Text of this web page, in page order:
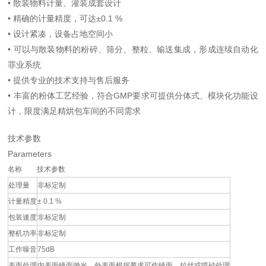
•散装物料计量、灌装成套设计
•精确的计量精度，可达±0.1 %
•设计紧凑，设备占地空间小
• 可以与散装物料的粉碎、筛分、整粒、输送集成，形成连续自动化
罪业系统
•提供专业的技术支持与售后服务
• 丰富的粉体工艺经验，符合GMP要求可提供分体式、模块化功能设
计，限度满足精烘包车间的不同需求
技术参数
Parameters
名称
技术参数
处理量
非标定制
计量精度± 0.1 %
包装速度非标定制
整机功率非标定制
工作噪音75dB